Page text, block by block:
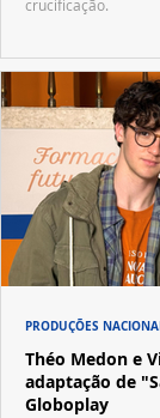
crucificação.
Théo Medon e
adaptação de
Globoplay
PRODUÇÕES